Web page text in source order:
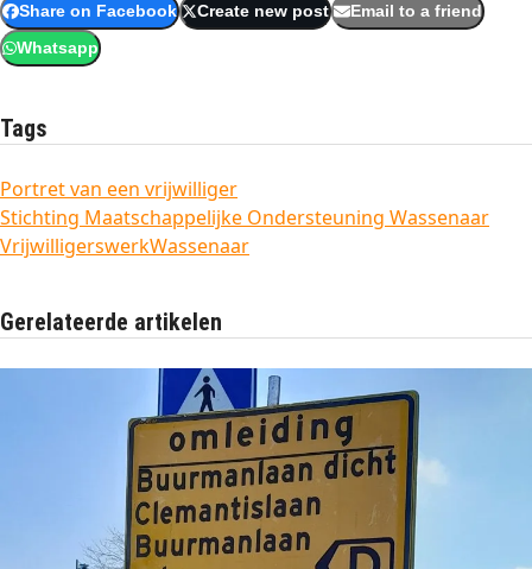
Share on Facebook Create new post Email to a friend
Whatsapp
Tags
Portret van een vrijwilliger
Stichting Maatschappelijke Ondersteuning Wassenaar
VrijwilligerswerkWassenaar
Gerelateerde artikelen